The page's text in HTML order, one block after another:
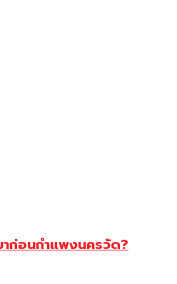
าก่อนกำแพงนครวัด?